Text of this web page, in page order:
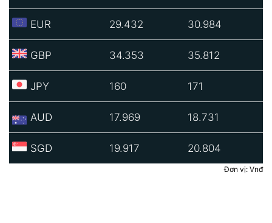
EUR 29.432 30.984
GBP 34.353 35.812
JPY 160 171
AUD 17.969 18.731
SGD 19.917 20.804
Đơn vị: Vnđ